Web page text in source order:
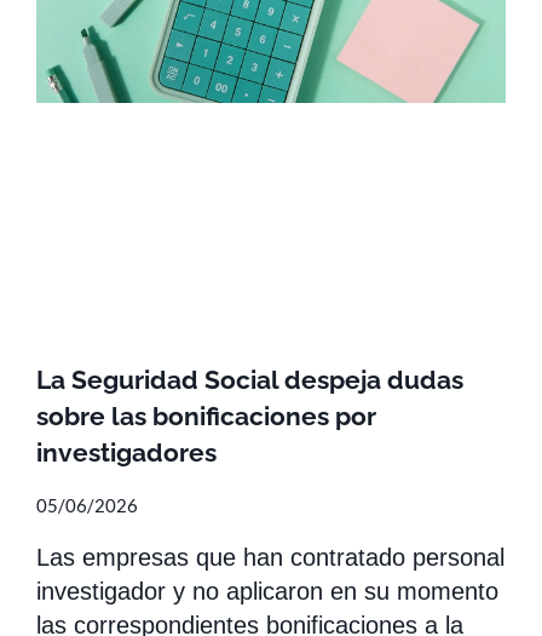
La Seguridad Social despeja dudas
sobre las bonificaciones por
investigadores
05/06/2026
Las empresas que han contratado personal
investigador y no aplicaron en su momento
las correspondientes bonificaciones a la